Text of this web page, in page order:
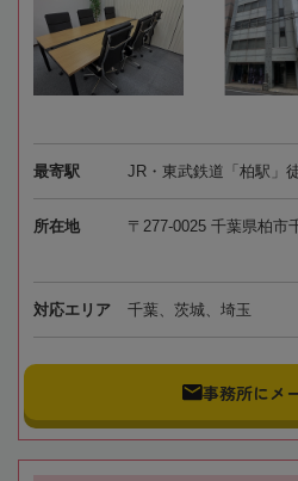
最寄駅 JR・東武鉄道「柏駅」
所在地 〒277-0025 千葉県柏市
対応エリア 千葉、茨城、埼玉
事務所にメ